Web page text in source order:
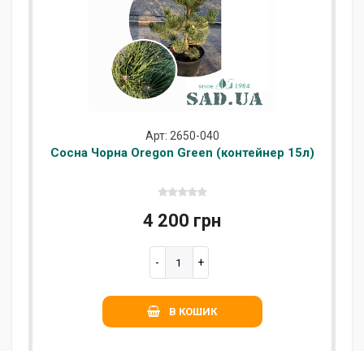
Арт: 2650-040
Сосна Чорна Oregon Green (контейнер 15л)
4 200 грн
В КОШИК